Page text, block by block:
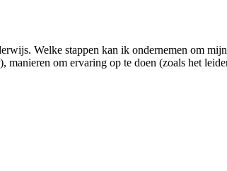
Welke stappen kan ik ondernemen om
om ervaring op te doen (zoals het